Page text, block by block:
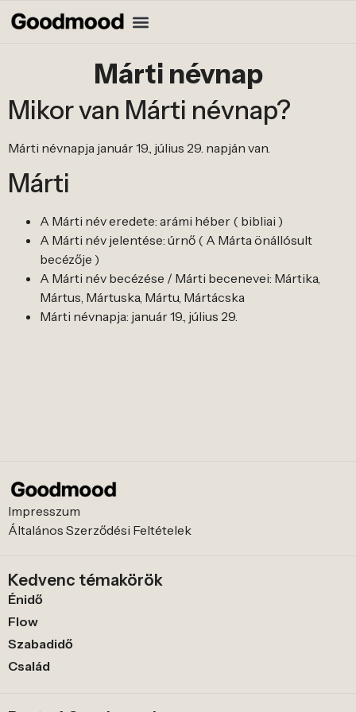
Márti névnap
Mikor van Márti névnap?
Márti névnapja január 19., július 29. napján van.
Márti
A Márti név eredete: arámi héber ( bibliai )
A Márti név jelentése: úrnő ( A Márta önállósult
becézője )
A Márti név becézése / Márti becenevei: Mártika,
Mártus, Mártuska, Mártu, Mártácska
Márti névnapja: január 19., július 29.
Impresszum
Általános Szerződési Feltételek
Kedvenc témakörök
Énidő
Flow
Szabadidő
Család